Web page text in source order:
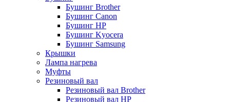
Бушинг Brother
Бушинг Canon
Бушинг HP
Бушинг Kyocera
Бушинг Samsung
Крышки
Лампа нагрева
Муфты
Резиновый вал
Резиновый вал Brother
Резиновый вал HP